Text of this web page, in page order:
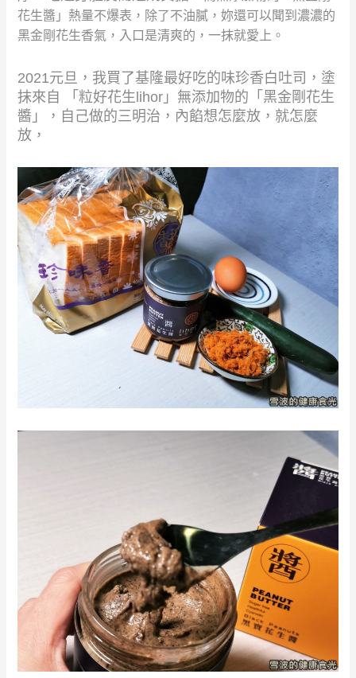
花生醬」熱量不爆表，除了不油膩，妳還可以聞到濃濃的
黑金剛花生香氣，入口是清爽的，一抹就愛上。
2021元旦，我買了基隆最好吃的味珍香白吐司，塗
抹來自 「粒好花生lihor」無添加物的「黑金剛花生
醬」，自己做的三明治，內餡想怎麼放，就怎麼
放，